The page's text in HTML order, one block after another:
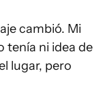
cambió. Mi
tenía ni idea de
lugar, pero